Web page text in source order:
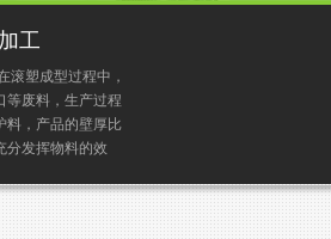
工
滚塑成型过程中，
等废料，生产过程
料，产品的壁厚比
分发挥物料的效
材料。